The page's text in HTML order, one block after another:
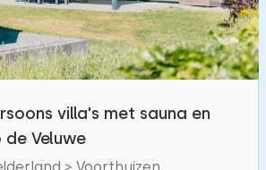
villa's met sauna en
de Veluwe